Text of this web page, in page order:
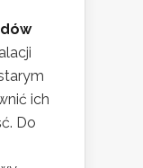
ich
Do